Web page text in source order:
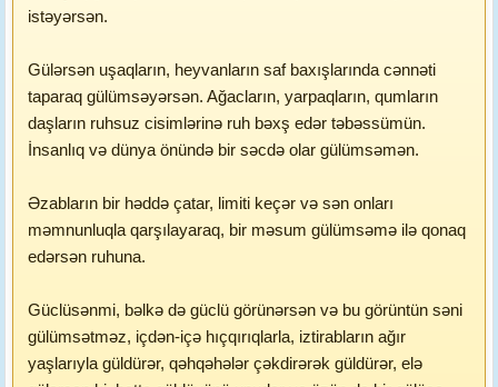
istəyərsən.
Gülərsən uşaqların, heyvanların saf baxışlarında cənnəti
taparaq gülümsəyərsən. Ağacların, yarpaqların, qumların
daşların ruhsuz cisimlərinə ruh bəxş edər təbəssümün.
İnsanlıq və dünya önündə bir səcdə olar gülümsəmən.
Əzabların bir həddə çatar, limiti keçər və sən onları
məmnunluqla qarşılayaraq, bir məsum gülümsəmə ilə qonaq
edərsən ruhuna.
Güclüsənmi, bəlkə də güclü görünərsən və bu görüntün səni
gülümsətməz, içdən-içə hıçqırıqlarla, iztirabların ağır
yaşlarıyla güldürər, qəhqəhələr çəkdirərək güldürər, elə